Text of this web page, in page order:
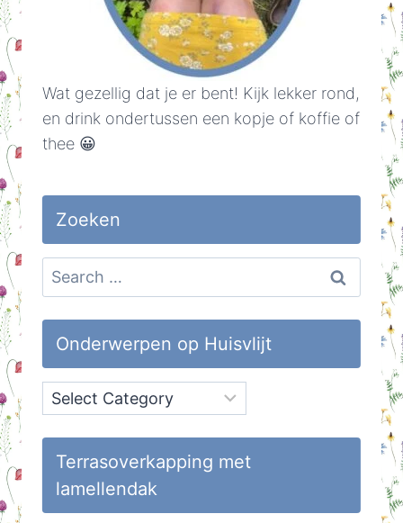
Wat gezellig dat je er bent! Kijk lekker rond,
en drink ondertussen een kopje of koffie of
thee 😀
Zoeken
Search
for:
Onderwerpen op Huisvlijt
Onderwerpen
op
Huisvlijt
Terrasoverkapping met
lamellendak